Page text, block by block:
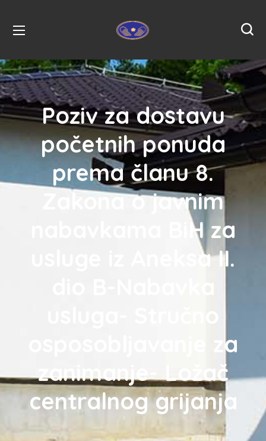
Poziv za dostavu
početnih ponuda
prema članu 8.
Zakona o javnim
nabavkama BiH za
usluge iz Aneksa II.
osposobljavanje za
zanimanje- Ložač
centralnog grijanja